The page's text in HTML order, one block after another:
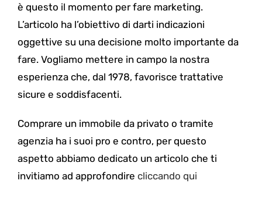
è questo il momento per fare marketing.
L’articolo ha l’obiettivo di darti indicazioni
oggettive su una decisione molto importante da
fare. Vogliamo mettere in campo la nostra
esperienza che, dal 1978, favorisce trattative
sicure e soddisfacenti.
Comprare un immobile da privato o tramite
agenzia ha i suoi pro e contro, per questo
aspetto abbiamo dedicato un articolo che ti
invitiamo ad approfondire cliccando qui